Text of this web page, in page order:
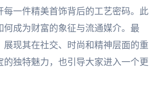
一件精美首饰背后的工艺密码。此
成为财富的象征与流通媒介。最
现其在社交、时尚和精神层面的重
独特魅力，也引导大家进入一个更